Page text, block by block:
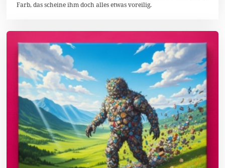
Farb, das scheine ihm doch alles etwas voreilig.